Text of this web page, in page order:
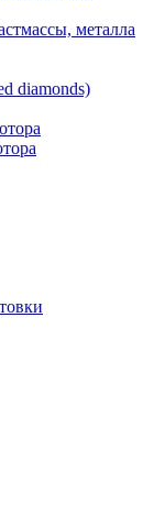
металла
diamonds)